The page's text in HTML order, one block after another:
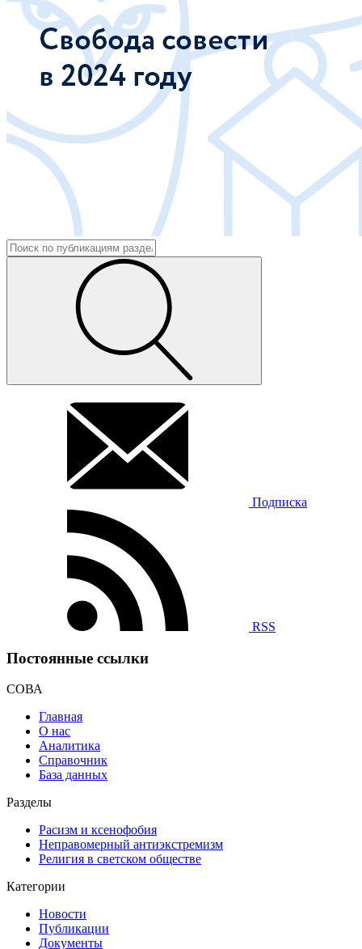
Подписка
RSS
Постоянные ссылки
СОВА
Главная
О нас
Аналитика
Справочник
База данных
Разделы
Расизм и ксенофобия
Неправомерный антиэкстремизм
Религия в светском обществе
Категории
Новости
Публикации
Документы